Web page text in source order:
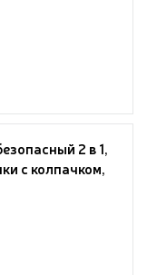
2 в 1,
с колпачком,
грифеля,
в
в блистере с